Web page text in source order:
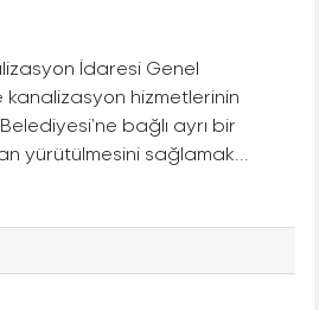
İdaresi Genel
kanalizasyon hizmetlerinin
bağlı ayrı bir
yürütülmesini sağlamak...